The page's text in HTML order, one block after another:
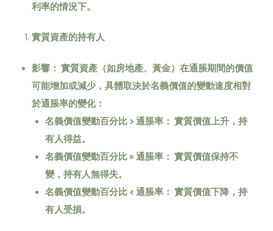
利率的情況下。
實質資產的持有人
影響：實質資產（如房地產、黃金）在通脹期間的價值
可能增加或減少，具體取決於名義價值的變動速度相對
於通脹率的變化：
名義價值變動百分比 >通脹率：實質價值上升，持
有人得益。
名義價值變動百分比 =通脹率：實質價值保持不
變，持有人無得失。
名義價值變動百分比 <通脹率：實質價值下降，持
有人受損。